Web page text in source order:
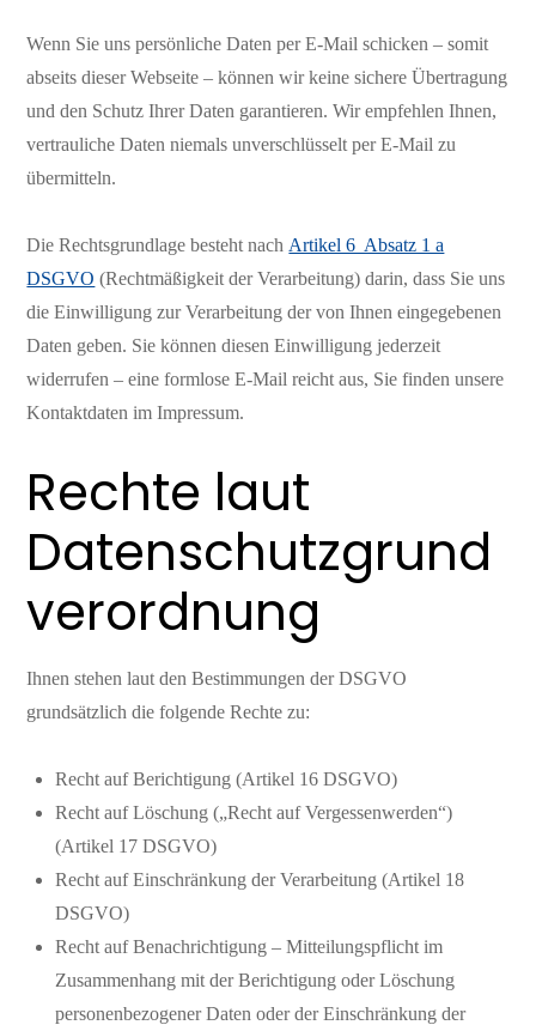
Wenn Sie uns persönliche Daten per E-Mail schicken – somit
abseits dieser Webseite – können wir keine sichere Übertragung
und den Schutz Ihrer Daten garantieren. Wir empfehlen Ihnen,
vertrauliche Daten niemals unverschlüsselt per E-Mail zu
übermitteln.
Die Rechtsgrundlage besteht nach Artikel 6 Absatz 1 a
DSGVO (Rechtmäßigkeit der Verarbeitung) darin, dass Sie uns
die Einwilligung zur Verarbeitung der von Ihnen eingegebenen
Daten geben. Sie können diesen Einwilligung jederzeit
widerrufen – eine formlose E-Mail reicht aus, Sie finden unsere
Kontaktdaten im Impressum.
Rechte laut
Datenschutzgrund
verordnung
Ihnen stehen laut den Bestimmungen der DSGVO
grundsätzlich die folgende Rechte zu:
Recht auf Berichtigung (Artikel 16 DSGVO)
Recht auf Löschung („Recht auf Vergessenwerden“)
(Artikel 17 DSGVO)
Recht auf Einschränkung der Verarbeitung (Artikel 18
DSGVO)
Recht auf Benachrichtigung – Mitteilungspflicht im
Zusammenhang mit der Berichtigung oder Löschung
personenbezogener Daten oder der Einschränkung der